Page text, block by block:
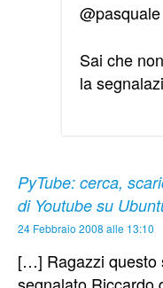
@pasquale
Sai che
la
PyTube: cerca,
di Youtube su
24 Febbraio 2008 alle 13:10
[…] Ragazzi questo